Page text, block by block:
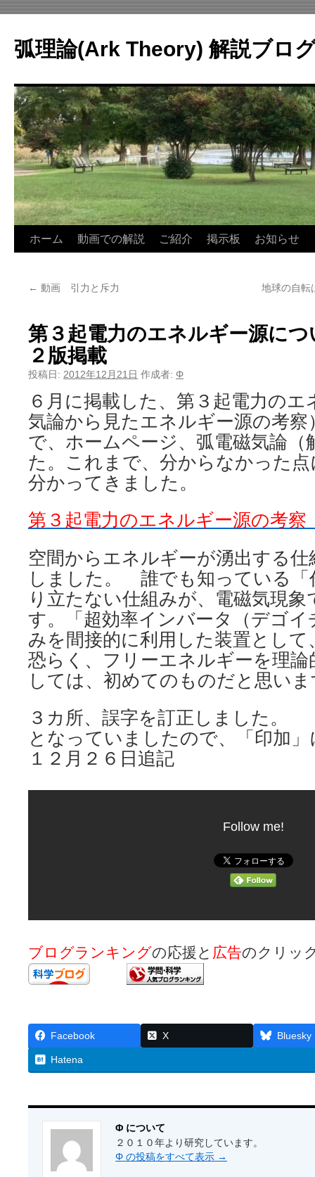
テ
ン
へ
ス
キ
ッ
プ
弧理論(Ark Theory) 解説ブロ
ホーム 動画での解説 ご紹介 掲示板 お知らせ
← 動画 引力と斥力 地球の自転
第３起電力のエネルギー源に
２版掲載
投稿日: 2012年12月21日 作成者: Φ
６月に掲載した、第３起電力のエ
気論から見たエネルギー源の考
で、ホームページ、弧電磁気論（
た。これまで、分からなかった
分かってきました。
第３起電力のエネルギー源の考察
空間からエネルギーが湧出する
しました。 誰でも知っている「
り立たない仕組みが、電磁気現
す。「超効率インバータ（デゴ
みを間接的に利用した装置とし
恐らく、フリーエネルギーを理
しては、初めてのものだと思いま
３カ所、誤字を訂正しました
となっていましたので、「印加
１２月２６日追記
Follow me!
ブログランキングの応援と 広告のクリッ
Facebook X Bluesky
Hatena
Φ について
２０１０年より研究しています。
Φ の投稿をすべて表示 →